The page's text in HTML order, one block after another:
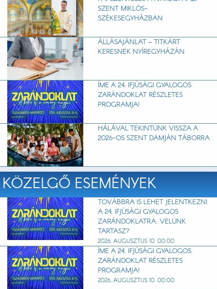
SZENT MIKLÓS-
SZÉKESEGYHÁZBAN
ÁLLÁSAJÁNLAT – TITKÁRT
KERESNEK NYÍREGYHÁZÁN
ÍME A 24. IFJÚSÁGI GYALOGOS
ZARÁNDOKLAT RÉSZLETES
PROGRAMJA!
HÁLÁVAL TEKINTÜNK VISSZA A
2026-OS SZENT DAMJÁN TÁBORRA
KÖZELGŐ ESEMÉNYEK
TOVÁBBRA IS LEHET JELENTKEZNI
A 24. IFJÚSÁGI GYALOGOS
ZARÁNDOKLATRA. VELÜNK
TARTASZ?
2026. AUGUSZTUS 10. 00:00
ÍME A 24. IFJÚSÁGI GYALOGOS
ZARÁNDOKLAT RÉSZLETES
PROGRAMJA!
2026. AUGUSZTUS 10. 00:00